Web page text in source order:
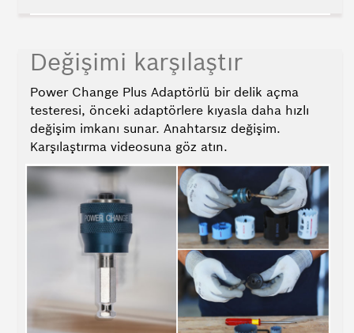
Değişimi karşılaştır
Power Change Plus Adaptörlü bir delik açma
testeresi, önceki adaptörlere kıyasla daha hızlı
değişim imkanı sunar. Anahtarsız değişim.
Karşılaştırma videosuna göz atın.